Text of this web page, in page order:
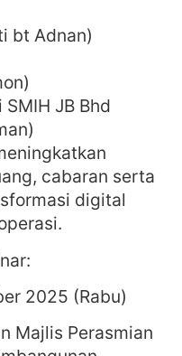
bt Adnan)
JB Bhd
cabaran serta
digital
2025 (Rabu)
Majlis Perasmian